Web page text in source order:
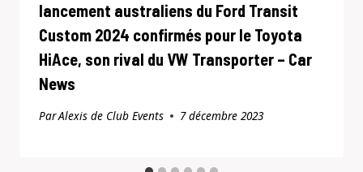
lancement australiens du Ford Transit
Custom 2024 confirmés pour le Toyota
HiAce, son rival du VW Transporter – Car
News
ParAlexis de Club Events 7 décembre 2023